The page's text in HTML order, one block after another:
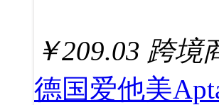
￥209.03 跨境
德国爱他美